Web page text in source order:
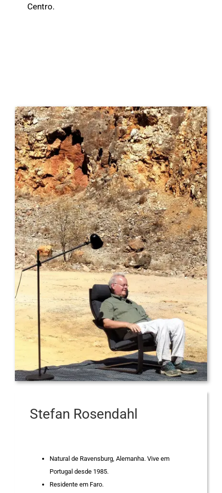
Centro.
Stefan Rosendahl
Natural de Ravensburg, Alemanha. Vive em
Portugal desde 1985.
Residente em Faro.